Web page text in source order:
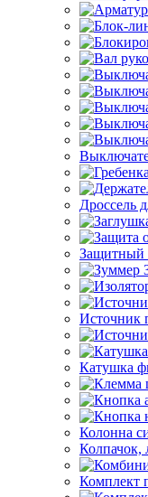
Дроссель
Защитный
Источник
Катушка
Колонна
Колпачок,
Комплект